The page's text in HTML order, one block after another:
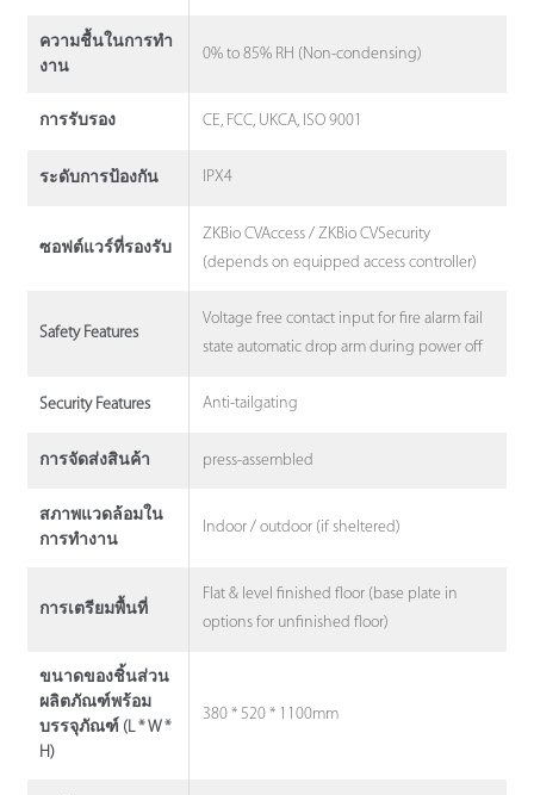
ความชื้นในการทํา
งาน
0% to 85% RH (Non-condensing)
การรับรอง CE, FCC, UKCA, ISO 9001
ระดับการป้องกัน IPX4
ซอฟต์แวร์ที่รองรับ
ZKBio CVAccess / ZKBio CVSecurity
(depends on equipped access controller)
Safety Features
Voltage free contact input for fire alarm fail
state automatic drop arm during power off
Security Features Anti-tailgating
การจัดส่งสินค้า press-assembled
สภาพแวดล้อมใน
การทํางาน
Indoor / outdoor (if sheltered)
การเตรียมพื้นที่
Flat & level finished floor (base plate in
options for unfinished floor)
ขนาดของชิ้นส่วน
ผลิตภัณฑ์พร้อม
บรรจุภัณฑ์ (L * W *
H)
380 * 520 * 1100mm